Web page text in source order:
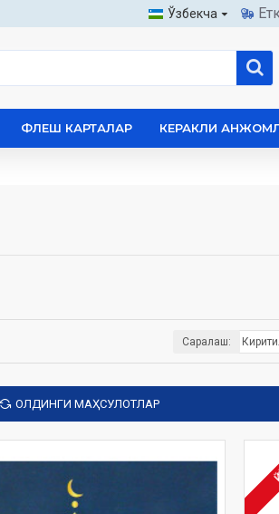
Ўзбекча
ФЛЕШ КАРТАЛАР КЕРАКЛИ
Саралаш:
ОЛДИНГИ МАҲСУЛОТЛАР